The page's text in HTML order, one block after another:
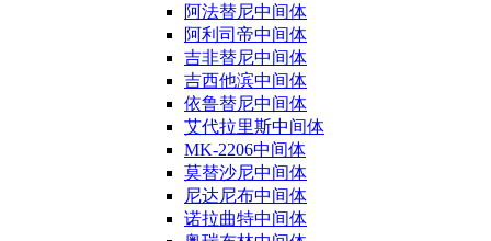
阿法替尼中间体
阿利司帝中间体
吉非替尼中间体
吉西他滨中间体
依鲁替尼中间体
艾代拉里斯中间体
MK-2206中间体
莫替沙尼中间体
尼达尼布中间体
诺拉曲特中间体